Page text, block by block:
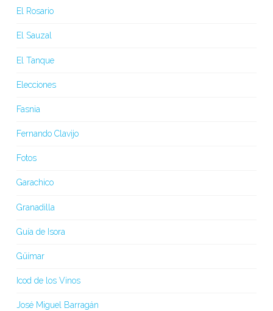
El Rosario
El Sauzal
El Tanque
Elecciones
Fasnia
Fernando Clavijo
Fotos
Garachico
Granadilla
Guía de Isora
Güímar
Icod de los Vinos
José Miguel Barragán